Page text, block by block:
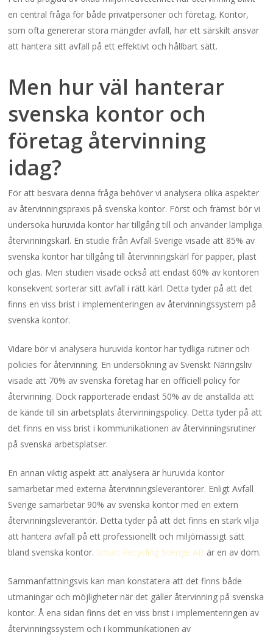
en central fråga för både privatpersoner och företag. Kontor,
som ofta genererar stora mängder avfall, har ett särskilt ansvar
att hantera sitt avfall på ett effektivt och hållbart sätt.
Men hur väl hanterar
svenska kontor och
företag återvinning
idag?
För att besvara denna fråga behöver vi analysera olika aspekter
av återvinningspraxis på svenska kontor. Först och främst bör vi
undersöka huruvida kontor har tillgång till och använder lämpliga
återvinningskärl. En studie från Avfall Sverige visade att 85% av
svenska kontor har tillgång till återvinningskärl för papper, plast
och glas. Men studien visade också att endast 60% av kontoren
konsekvent sorterar sitt avfall i rätt kärl. Detta tyder på att det
finns en viss brist i implementeringen av återvinningssystem på
svenska kontor.
Vidare bör vi analysera huruvida kontor har tydliga rutiner och
policies för återvinning. En undersökning av Svenskt Näringsliv
visade att 70% av svenska företag har en officiell policy för
återvinning. Dock rapporterade endast 50% av de anställda att
de kände till sin arbetsplats återvinningspolicy. Detta tyder på att
det finns en viss brist i kommunikationen av återvinningsrutiner
på svenska arbetsplatser.
En annan viktig aspekt att analysera är huruvida kontor
samarbetar med externa återvinningsleverantörer. Enligt Avfall
Sverige samarbetar 90% av svenska kontor med en extern
återvinningsleverantör. Detta tyder på att det finns en stark vilja
att hantera avfall på ett professionellt och miljömässigt sätt
bland svenska kontor. Smart Recycling Sverige AB är en av dom.
Sammanfattningsvis kan man konstatera att det finns både
utmaningar och möjligheter när det gäller återvinning på svenska
kontor. Å ena sidan finns det en viss brist i implementeringen av
återvinningssystem och i kommunikationen av